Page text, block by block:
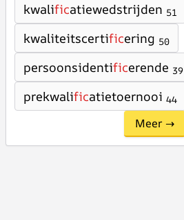
kwalificatiewedstrijden 51
kwaliteitscertificering 50
persoonsidentificerende 39
prekwalificatietoernooi 44
Meer →